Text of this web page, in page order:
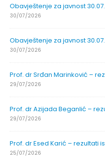
Obavještenje za javnost
30/07/2026
Obavještenje za javnost
30/07/2026
Prof. dr Srđan Marinković –
29/07/2026
Prof. dr Azijada Beganlić –
29/07/2026
Prof. dr Esed Karić – rezultati
25/07/2026